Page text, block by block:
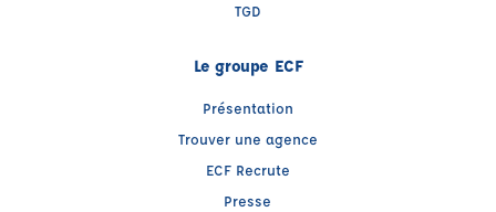
TGD
Le groupe ECF
Présentation
Trouver une agence
ECF Recrute
Presse